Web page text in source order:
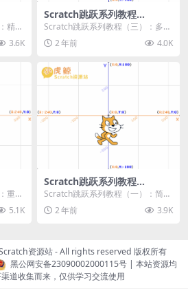
精准
站
3.6K
Scratch跳跃系列教程
（三）：多段跳跃
Scratch跳跃系列教程（三）：多段
跳跃 作者：小虎鲸Scratch资源站
连...2 年前 4.0K
重力
站
5.1K
Scratch跳跃系列教程
（一）：简单跳跃
Scratch跳跃系列教程（一）：简单
跳跃 作者：小虎鲸Scratch资源站
按...2 年前 3.9K
资源站- All rights reserved 版权所有
黑公网安备23090002000115号| 本站资源均
道收集而来，仅供学习交流使用